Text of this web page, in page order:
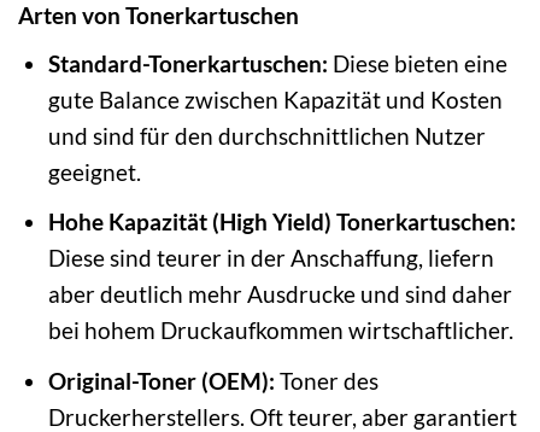
Arten von Tonerkartuschen
Standard-Tonerkartuschen: Diese bieten eine
gute Balance zwischen Kapazität und Kosten
und sind für den durchschnittlichen Nutzer
geeignet.
Hohe Kapazität (High Yield) Tonerkartuschen:
Diese sind teurer in der Anschaffung, liefern
aber deutlich mehr Ausdrucke und sind daher
bei hohem Druckaufkommen wirtschaftlicher.
Original-Toner (OEM): Toner des
Druckerherstellers. Oft teurer, aber garantiert